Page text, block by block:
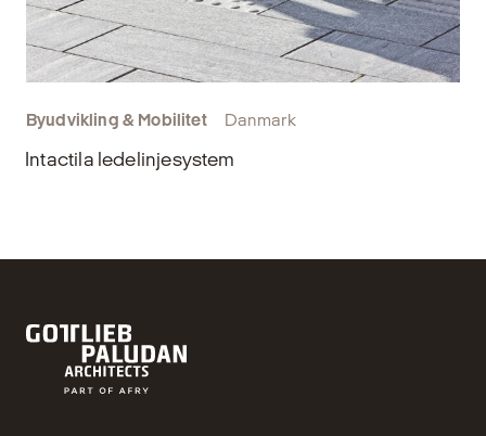
Byudvikling & Mobilitet Danmark
Intactila ledelinjesystem